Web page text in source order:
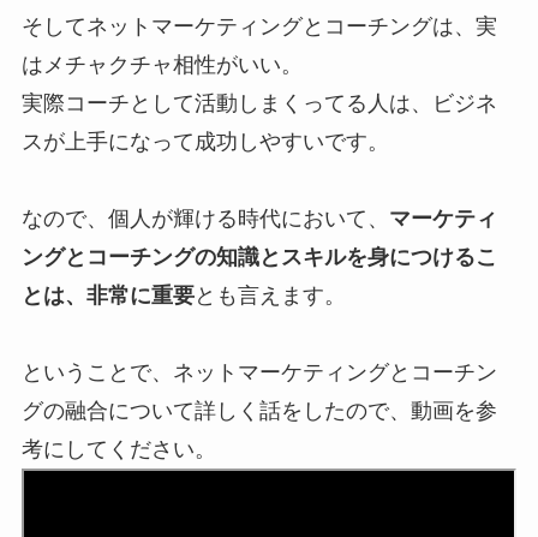
そしてネットマーケティングとコーチングは、実
はメチャクチャ相性がいい。
実際コーチとして活動しまくってる人は、ビジネ
スが上手になって成功しやすいです。
なので、個人が輝ける時代において、 マーケティ
ングとコーチングの知識とスキルを身につけるこ
とは、非常に重要とも言えます。
ということで、ネットマーケティングとコーチン
グの融合について詳しく話をしたので、動画を参
考にしてください。